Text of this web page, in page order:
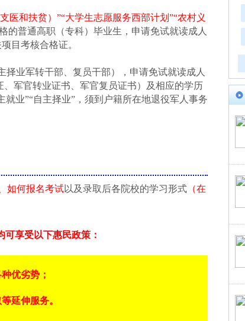
医和扶贫）”“大学生志愿服务西部计划”“农村义
的普通高职（专科）毕业生，申请免试就读成人
目考核合格证。
择业军转干部、复员干部），申请免试就读成人
军官转业证书、军官复员证书）及相应的学历
业”“自主择业”，须到户籍所在地退役军人事务
如何报名考试以及录取后各院校的学习形式 （在
享受以下惠民政策：
优劣势；
延伸服务。